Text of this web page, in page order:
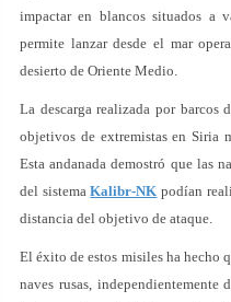
impactar en blancos situados a
permite lanzar desde el mar
desierto de Oriente Medio.
La descarga realizada por
objetivos de extremistas en Siria
Esta andanada demostró que las
del sistemaKalibr-NK podían
distancia del objetivo de ataque.
El éxito de estos misiles ha hecho
naves rusas, independientemente